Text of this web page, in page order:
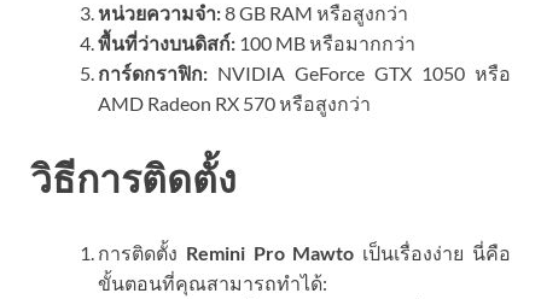
หน่วยความจำ:8 GB RAM หรือสูงกว่า
พื้นที่ว่างบนดิสก์: 100 MB หรือมากกว่า
การ์ดกราฟิก: NVIDIA GeForce GTX 1050 หรือ
AMD Radeon RX 570 หรือสูงกว่า
วิธีการติดตั้ง
การติดตั้ง Remini Pro Mawto เป็นเรื่องง่าย นี่คือ
ขั้นตอนที่คุณสามารถทำได้: